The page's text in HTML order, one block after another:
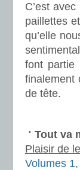
C’est
paillettes
qu’elle
font partie
finalement
de tête.
Tout va
Plaisir de
Volumes